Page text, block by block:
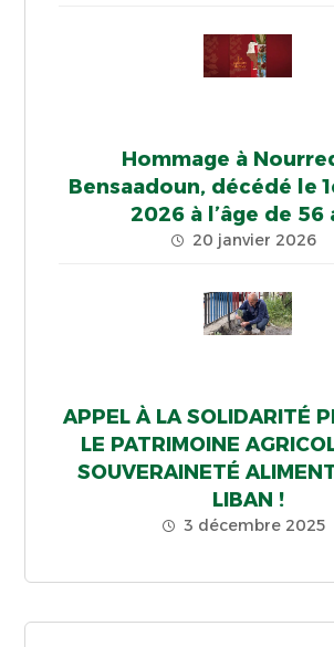
Hommage à
Bensaadoun, décédé le
2026 à l’âge de 56
20 janvier 2026
APPEL À LA SOLIDARITÉ
LE PATRIMOINE
SOUVERAINETÉ
LIBAN !
3 décembre 2025